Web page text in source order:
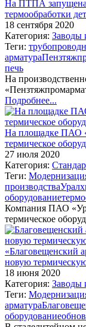
На ПТПА запущена
термообработки
18 сентября 2020
Категория: Заводы
Теги:
арматура
печь
На
Подробнее...
На площадке ПАО
термическое
27 июля 2020
Категория:
Теги:
производства
оборудование
Компания ПАО
термическое
«Благовещенский
новую
18 июня 2020
Категория: Заводы
Теги:
арматура
оборудование